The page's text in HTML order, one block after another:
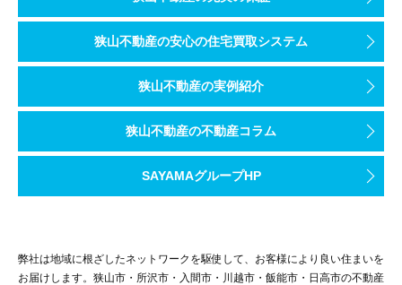
狭山不動産の安心の住宅買取システム
狭山不動産の実例紹介
狭山不動産の不動産コラム
SAYAMAグループHP
弊社は地域に根ざしたネットワークを駆使して、お客様により良い住まいを
お届けします。狭山市・所沢市・入間市・川越市・飯能市・日高市の不動産